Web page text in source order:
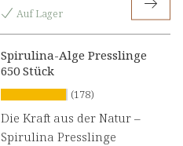
Auf Lager
Spirulina-Alge Presslinge
650 Stück
(178)
Die Kraft aus der Natur –
Spirulina Presslinge